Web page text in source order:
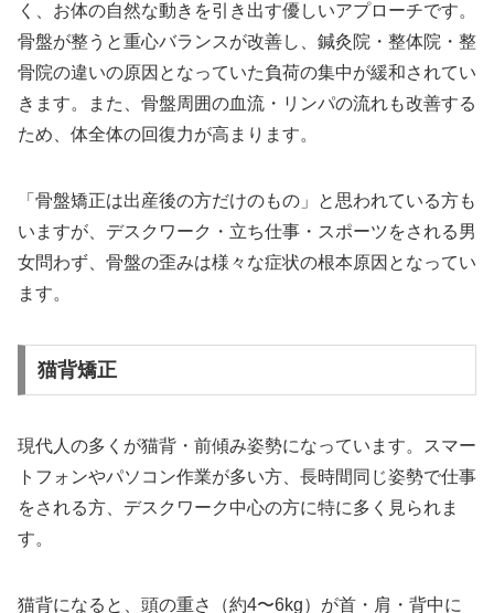
く、お体の自然な動きを引き出す優しいアプローチです。
骨盤が整うと重心バランスが改善し、鍼灸院・整体院・整
骨院の違いの原因となっていた負荷の集中が緩和されてい
きます。また、骨盤周囲の血流・リンパの流れも改善する
ため、体全体の回復力が高まります。
「骨盤矯正は出産後の方だけのもの」と思われている方も
いますが、デスクワーク・立ち仕事・スポーツをされる男
女問わず、骨盤の歪みは様々な症状の根本原因となってい
ます。
猫背矯正
現代人の多くが猫背・前傾み姿勢になっています。スマー
トフォンやパソコン作業が多い方、長時間同じ姿勢で仕事
をされる方、デスクワーク中心の方に特に多く見られま
す。
猫背になると、頭の重さ（約4〜6kg）が首・肩・背中に